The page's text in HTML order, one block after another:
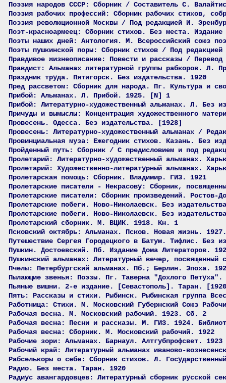
Поэзия народов СССР: Сборник / Составитель С.
Поэзия рабочих профессий: Сборник рабочих стихов,
Поэзия революционной Москвы / Под редакцией И.
Поэт-красноармеец: Сборник стихов. Без места.
Поэты наших дней: Антология. М. Всероссийский союз
Поэты пушкинской поры: Сборник стихов / Под
Правдивое жизнеописание: Повести и рассказы /
Правдист: Альманах литературной группы рабкоров. Л.
Праздник труда. Пятигорск. Без издательства. 1920
Пред рассветом: Сборник для народа. Пг. Культура и
Прибой: Альманах. Л. Прибой. 1925. [N] 1
Прибой: Литературно-художественный альманах. Л. Без
Причуды и вымыслы: Концентрация художественного
Провесень. Одесса. Без издательства. [1928]
Провесень: Литературно-художественный альманах /
Провинциальная муза: Ежегодник стихов. Казань. Без
Пройденный путь: Сборник / С предисловием и под
Пролетарий: Литературно-художественный альманах.
Пролетарий: Художественно-литературный альманах.
Пролетарская помощь: Сборник. Владимир. ГИЗ. 1921
Пролетарские писатели - Некрасову: Сборник,
Пролетарские писатели: Сборник произведений.
Пролетарские побеги. Ново-Николаевск. Без
Пролетарские побеги. Ново-Николаевск. Без
Пролетарский сборник. М. ВЦИК. 1918. Кн. 1
Псковский октябрь: Альманах. Псков. Новая жизнь.
Путешествие Сергея Городецкого в Батум. Тифлис. Без
Пушкин. Достоевский. Пб. Издание Дома Литераторов.
Пушкинский альманах: Литературный вечер,
Пчелы: Петербургский альманах. Пб.; Берлин. Эпоха.
Пылающие звенья: Поэзы. Пг. Таверна "Дохлого Петуха".
Пьяные вишни. 2-е издание. [Севастополь]. Таран.
Пять: Рассказы и стихи. Рыбинск. Рыбинская группа
Работница: Стихи. М. Московский Губернский Союз
Рабочая весна. М. Московский рабочий. 1923. Сб. 2
Рабочая весна: Песни и рассказы. М. ГИЗ. 1924.
Рабочая весна: Сборник. М. Московский рабочий. 1922
Рабочие зори: Альманах. Барнаул. Алтгубпрофсвет. 1923
Рабочий край: Литературный альманах иваново-
Рабселькоры о себе: Сборник стихов. Л.
Радио. Без места. Таран. 1920
Радиус авангардовцев: Литературный сборник русской